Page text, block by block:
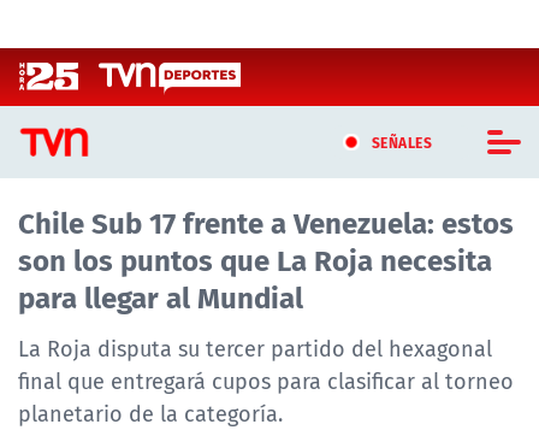
SEÑALES
CASTING MASTERCHEF CHILE
CASTING TVN VERTICAL
TVN VERTICAL
TVN PLAY
Chile Sub 17 frente a Venezuela: estos
son los puntos que La Roja necesita
para llegar al Mundial
La Roja disputa su tercer partido del hexagonal
final que entregará cupos para clasificar al torneo
planetario de la categoría.